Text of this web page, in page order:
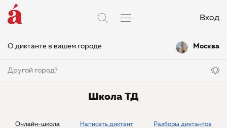
Вход
О диктанте в вашем городе Москва
Другой город?
Школа ТД
Онлайн-школа Написать диктант Разборы диктантов